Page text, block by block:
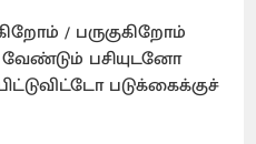
/ பருகுகிறோம்
பசியுடனோ
படுக்கைக்குச்